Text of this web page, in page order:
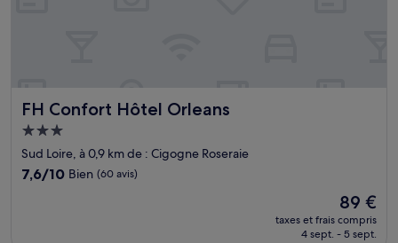
FH Confort Hôtel Orleans
FH Confort Hôtel Orleans
Hébergement
3.0 étoiles
Sud Loire, à 0,9 km de : Cigogne Roseraie
7.6
7,6/10 Bien (60 avis)
Le
nouveau
prix
89 €
taxes et frais compris
4 sept. - 5 sept.